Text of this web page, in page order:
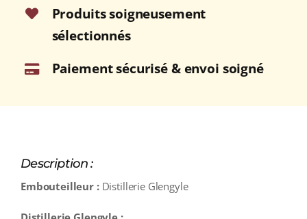
Campbeltown)
Produits soigneusement
sélectionnés
Paiement sécurisé & envoi soigné
Description :
Embouteilleur : Distillerie Glengyle